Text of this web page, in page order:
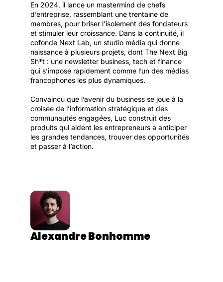
En 2024, il lance un mastermind de chefs
d’entreprise, rassemblant une trentaine de
membres, pour briser l’isolement des fondateurs
et stimuler leur croissance. Dans la continuité, il
cofonde Next Lab, un studio média qui donne
naissance à plusieurs projets, dont The Next Big
Sh*t : une newsletter business, tech et finance
qui s’impose rapidement comme l’un des médias
francophones les plus dynamiques.
Convaincu que l’avenir du business se joue à la
croisée de l’information stratégique et des
communautés engagées, Luc construit des
produits qui aident les entrepreneurs à anticiper
les grandes tendances, trouver des opportunités
et passer à l’action.
Alexandre Bonhomme